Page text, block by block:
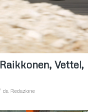
Vettel,
da Redazione